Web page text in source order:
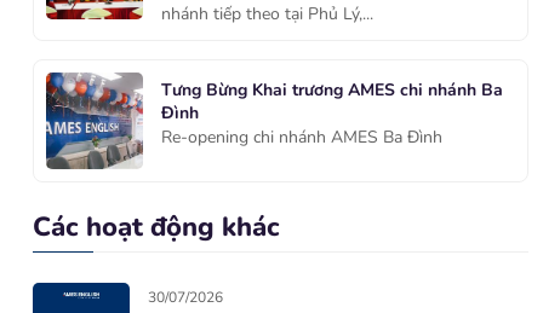
nhánh tiếp theo tại Phủ Lý,...
Tưng Bừng Khai trương AMES chi nhánh Ba
Đình
Re-opening chi nhánh AMES Ba Đình
Các hoạt động khác
30/07/2026